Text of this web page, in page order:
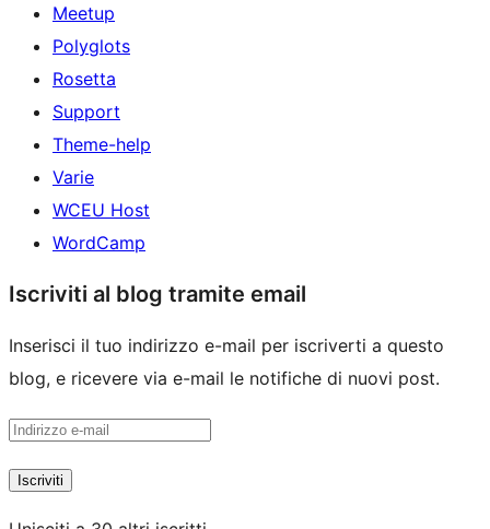
Meetup
Polyglots
Rosetta
Support
Theme-help
Varie
WCEU Host
WordCamp
Iscriviti al blog tramite email
Inserisci il tuo indirizzo e-mail per iscriverti a questo
blog, e ricevere via e-mail le notifiche di nuovi post.
Indirizzo
mail
Iscriviti